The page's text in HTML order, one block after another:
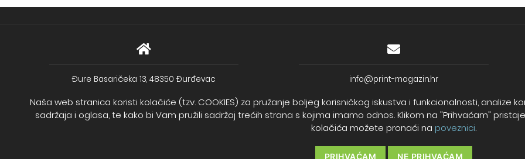
Đure Basaričeka 13, 48350 Đurđevac
Print i dizajn d.o.o.
Stjepana Radića 15a, 48361 Kalinovac
Direktor: Željka Benšić
info@print-magazin.hr
OIB: 77500760577
Trgovački sud u Varaždinu
MBS: 010075212
Naša web stranica koristi kolačiće (tzv. COOKIES) za pružanje boljeg korisničkog iskustva i funkcionalnosti, analize
sadržaja i oglasa, te kako bi Vam pružili sadržaj trećih strana s kojima imamo odnos. Klikom na "Prihvaćam"
kolačića možete pronaći na poveznici.
PRIHVAĆAM NE PRIHVAĆAM